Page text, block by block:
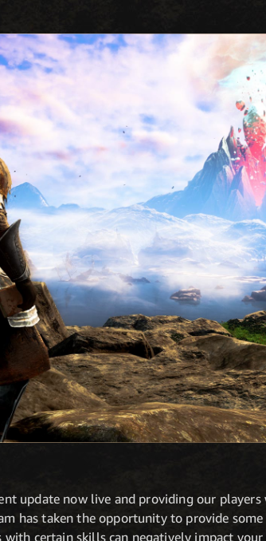
update now live and providing our
has taken the opportunity to provide
with certain skills can negatively impact